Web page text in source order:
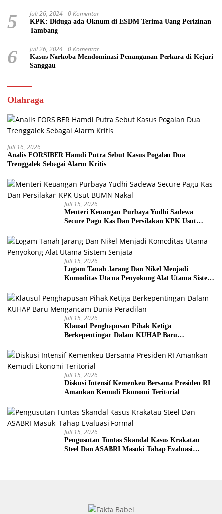
5 Juli 26, 2024 0 Komentar
KPK: Diduga ada Oknum di ESDM Terima Uang Perizinan
Tambang
6 Juli 26, 2024 0 Komentar
Kasus Narkoba Mendominasi Penanganan Perkara di Kejari
Sanggau
Olahraga
Juli 16, 2026
Analis FORSIBER Hamdi Putra Sebut Kasus Pogalan Dua
Trenggalek Sebagai Alarm Kritis
Juli 15, 2026
Menteri Keuangan Purbaya Yudhi Sadewa
Secure Pagu Kas Dan Persilakan KPK Usut
Juli 15, 2026
Logam Tanah Jarang Dan Nikel Menjadi
Komoditas Utama Penyokong Alat Utama Sistem
Juli 15, 2026
Klausul Penghapusan Pihak Ketiga
Berkepentingan Dalam KUHAP Baru
Juli 15, 2026
Diskusi Intensif Kemenkeu Bersama Presiden RI
Amankan Kemudi Ekonomi Teritorial
Juli 15, 2026
Pengusutan Tuntas Skandal Kasus Krakatau
Steel Dan ASABRI Masuki Tahap Evaluasi